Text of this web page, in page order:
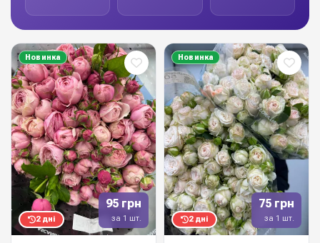
95 грн
за 1 шт.
Новинка
2 дні
75 грн
за 1 шт.
Новинка
2 дні